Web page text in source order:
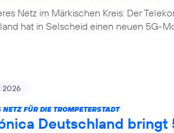
Netz im Märkischen Kreis: Der
hat in Selscheid einen neuen 5G-
2026
NETZ FÜR DIE TROMPETERSTADT
Deutschland bringt